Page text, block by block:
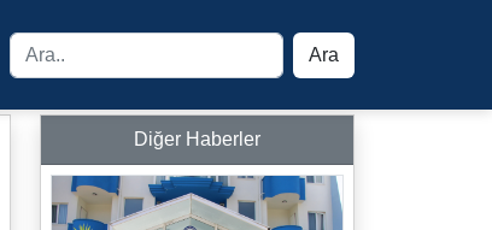
Ara
Diğer Haberler